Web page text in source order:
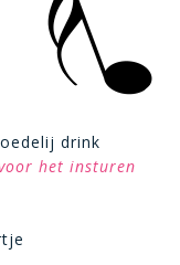
drink
het insturen